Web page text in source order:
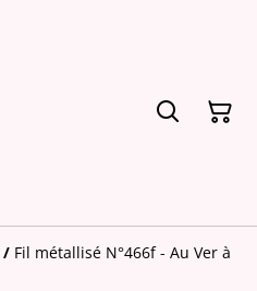
/ Fil métallisé N°466f - Au Ver à